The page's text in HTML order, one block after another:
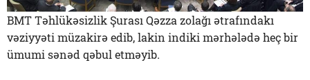
BMT Təhlükəsizlik Şurası Qəzza zolağı ətrafındakı
vəziyyəti müzakirə edib, lakin indiki mərhələdə heç bir
ümumi sənəd qəbul etməyib.